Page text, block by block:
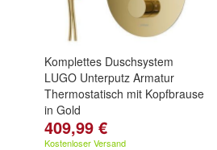
Komplettes Duschsystem
LUGO Unterputz Armatur
Thermostatisch mit Kopfbrause
in Gold
409,99 €
Kostenloser Versand